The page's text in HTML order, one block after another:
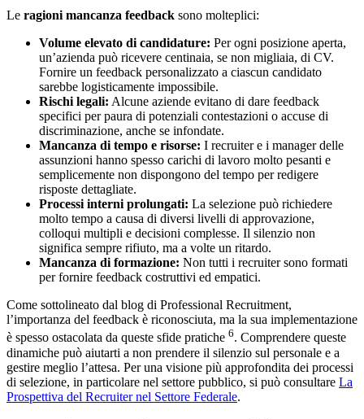
Le ragioni mancanza feedback sono molteplici:
Volume elevato di candidature: Per ogni posizione aperta,
un’azienda può ricevere centinaia, se non migliaia, di CV.
Fornire un feedback personalizzato a ciascun candidato
sarebbe logisticamente impossibile.
Rischi legali: Alcune aziende evitano di dare feedback
specifici per paura di potenziali contestazioni o accuse di
discriminazione, anche se infondate.
Mancanza di tempo e risorse: I recruiter e i manager delle
assunzioni hanno spesso carichi di lavoro molto pesanti e
semplicemente non dispongono del tempo per redigere
risposte dettagliate.
Processi interni prolungati: La selezione può richiedere
molto tempo a causa di diversi livelli di approvazione,
colloqui multipli e decisioni complesse. Il silenzio non
significa sempre rifiuto, ma a volte un ritardo.
Mancanza di formazione: Non tutti i recruiter sono formati
per fornire feedback costruttivi ed empatici.
Come sottolineato dal blog di Professional Recruitment,
l’importanza del feedback è riconosciuta, ma la sua implementazione
è spesso ostacolata da queste sfide pratiche 6. Comprendere queste
dinamiche può aiutarti a non prendere il silenzio sul personale e a
gestire meglio l’attesa. Per una visione più approfondita dei processi
di selezione, in particolare nel settore pubblico, si può consultare La
Prospettiva del Recruiter nel Settore Federale.